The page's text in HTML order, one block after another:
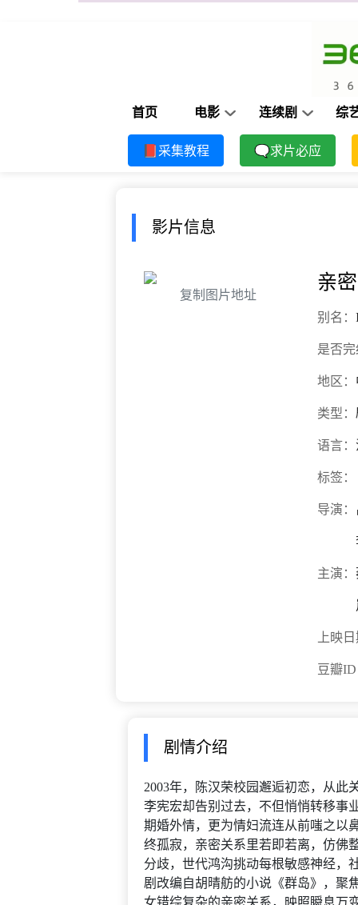
首页 电影 连续剧 综
📕采集教程 🗨求片必应
影片信息
复制图片地址
亲
别名：
是否
地区：
类型：
语言：
标签：
导演：
主演：
上映
豆瓣
剧情介绍
2003年，陈汉荣校园邂逅初恋，从此
李宪宏却告别过去，不但悄悄转移事
期婚外情，更为情妇流连从前嗤之以
终孤寂，亲密关系里若即若离，仿佛
分歧，世代鸿沟挑动每根敏感神经，
剧改编自胡晴舫的小说《群岛》，聚